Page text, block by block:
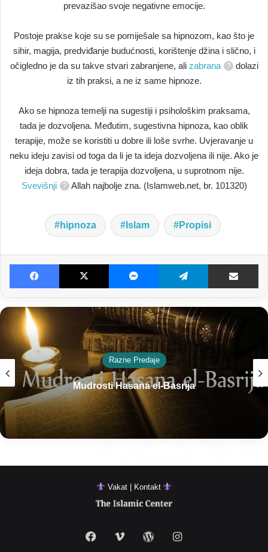
prevazišao svoje negativne emocije.
Postoje prakse koje su se pomiješale sa hipnozom, kao što je
sihir, magija, predviđanje budućnosti, korištenje džina i slično, i
očigledno je da su takve stvari zabranjene, ali zabrana
dolazi
iz tih praksi, a ne iz same hipnoze.
Ako se hipnoza temelji na sugestiji i psihološkim praksama,
tada je dozvoljena. Međutim, sugestivna hipnoza, kao oblik
terapije, može se koristiti u dobre ili loše svrhe. Uvjeravanje u
neku ideju zavisi od toga da li je ta ideja dozvoljena ili nije. Ako je
ideja dobra, tada je terapija dozvoljena, u suprotnom nije.
Svevišnji
Allah najbolje zna. (Islamweb.net, br. 101320)
hipnoza Islam Propisi
Facebook X Messenger Telegram
Razne Predaje
Mudrosti Hasana el-Basrija
Vakat | Kontakt
FacebookVimeo WordPressInstagram